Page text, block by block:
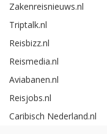
Zakenreisnieuws.nl
Triptalk.nl
Reisbizz.nl
Reismedia.nl
Aviabanen.nl
Reisjobs.nl
Caribisch Nederland.nl